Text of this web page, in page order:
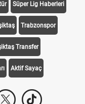
Süper Lig Haberleri
Trabzonspor
Transfer
Aktif Sayaç